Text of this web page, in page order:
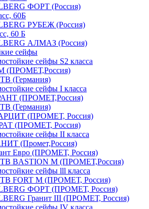
ФОРТ (Россия)
60Б
РУБЕЖ (Россия)
60 Б
АЛМАЗ (Россия)
сейфы
сейфы S2 класса
(ПРОМЕТ,Россия)
(Германия)
сейфы I класса
(ПРОМЕТ,Россия)
(Германия)
(ПРОМЕТ, Россия)
(ПРОМЕТ, Россия)
сейфы II класса
(Промет,Россия)
Евро (ПРОМЕТ, Россия)
BASTION M (ПРОМЕТ,Россия)
сейфы lll класса
FORT M (ПРОМЕТ, Россия)
ФОРТ (ПРОМЕТ, Россия)
Гранит III (ПРОМЕТ, Россия)
сейфы IV класса